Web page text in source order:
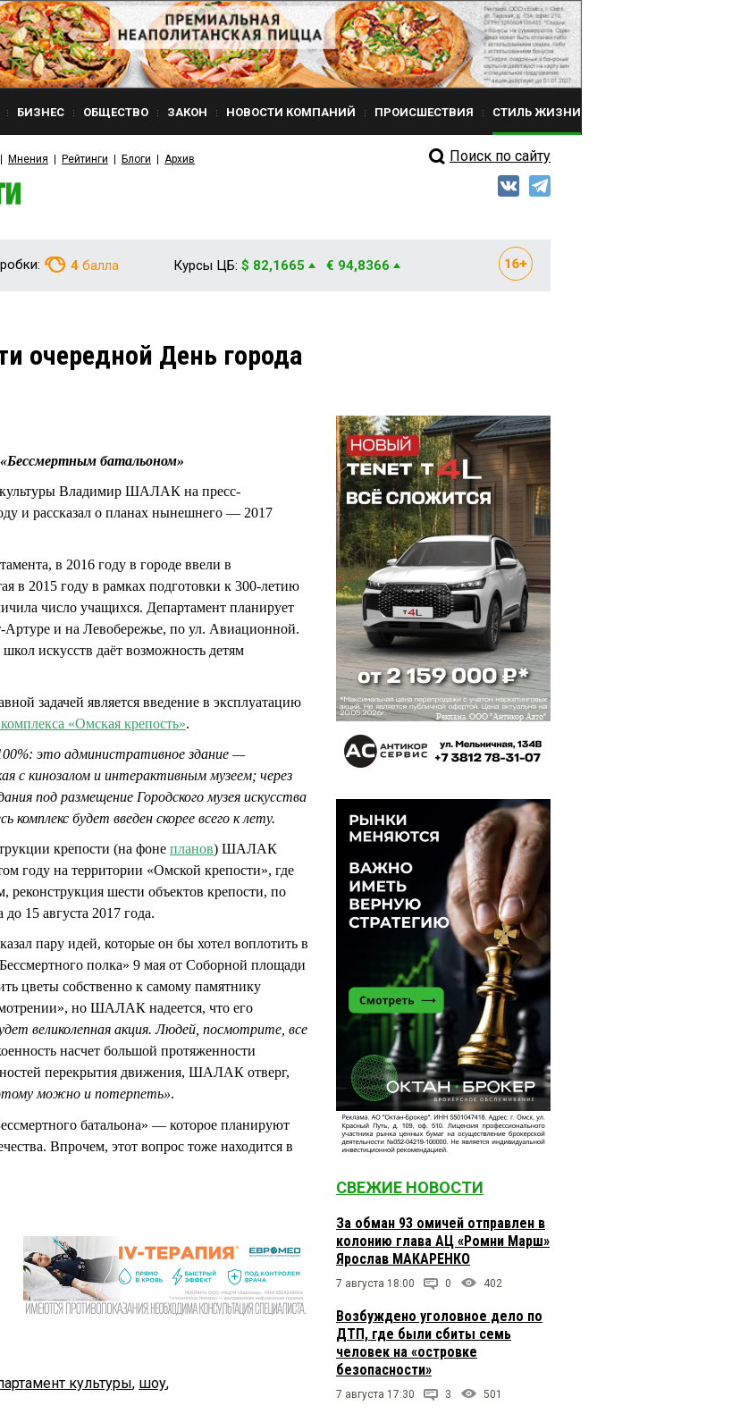
БИЗНЕС ОБЩЕСТВО ЗАКОН НОВОСТИ КОМПАНИЙ ПРОИСШЕСТВИЯ СТИЛЬ ЖИЗНИ
Мнения Рейтинги Блоги Архив Поиск по сайту
4 балла Курсы ЦБ: $ 82,1665 € 94,8366
очередной День города
батальоном»
культуры Владимир ШАЛАК на пресс-
и рассказал о планах нынешнего — 2017
в 2016 году в городе ввели в
в 2015 году в рамках подготовки к 300-летию
число учащихся. Департамент планирует
и на Левобережье, по ул. Авиационной.
искусств даёт возможность детям
задачей является введение в эксплуатацию
«Омская крепость».
это административное здание —
с кинозалом и интерактивным музеем; через
под размещение Городского музея искусства
будет введен скорее всего к лету.
крепости (на фоне планов) ШАЛАК
году на территории «Омской крепости», где
реконструкция шести объектов крепости, по
15 августа 2017 года.
пару идей, которые он бы хотел воплотить в
полка» 9 мая от Соборной площади
цветы собственно к самому памятнику
но ШАЛАК надеется, что его
великолепная акция. Людей, посмотрите, все
насчет большой протяженности
перекрытия движения, ШАЛАК отверг,
можно и потерпеть».
батальона» — которое планируют
Впрочем, этот вопрос тоже находится в
культуры, шоу,
СВЕЖИЕ НОВОСТИ
За обман 93 омичей отправлен в
колонию глава АЦ «Ромни Марш»
Ярослав МАКАРЕНКО
7 августа 18:00 0 402
Возбуждено уголовное дело по
ДТП, где были сбиты семь
человек на «островке
безопасности»
7 августа 17:30 3 501